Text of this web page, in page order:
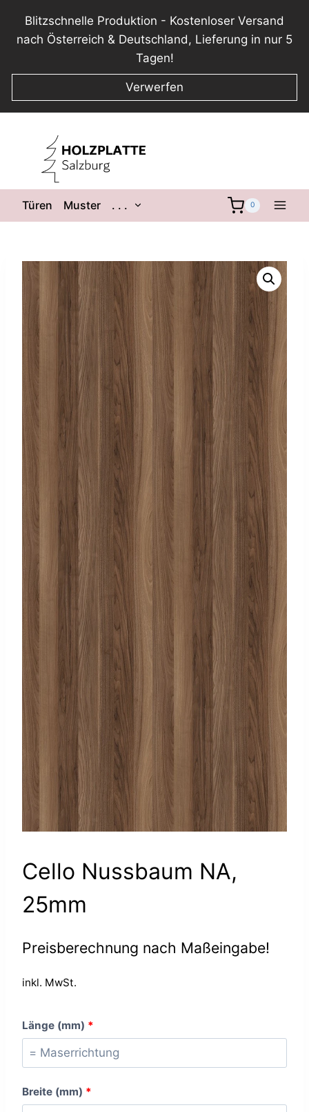
Blitzschnelle Produktion - Kostenloser Versand
nach Österreich & Deutschland, Lieferung in nur 5
Tagen!
Verwerfen
springen
Türen Muster . . . 0
Cello Nussbaum NA,
25mm
Preisberechnung nach Maßeingabe!
inkl. MwSt.
Länge (mm) *
Breite (mm) *